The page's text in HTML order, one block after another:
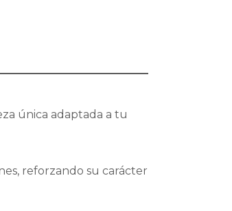
única adaptada a tu
reforzando su carácter